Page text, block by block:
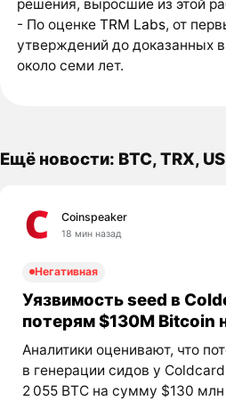
решения, выросшие из этой
- По оценке TRM Labs, от
утверждений до доказанных
около семи лет.
Ещё новости: BTC, TRX,
Coinspeaker
18 мин назад
Негативная
Уязвимость seed в
потерям $130M Bitcoin
Аналитики оценивают, что
в генерации сидов у
2 055 BTC на сумму $130 млн